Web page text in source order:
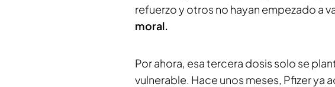
refuerzo y otros no hayan empezado a
moral.
Por ahora, esa tercera dosis solo se
vulnerable. Hace unos meses, Pfizer